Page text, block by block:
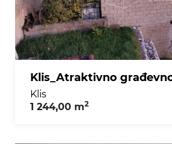
Klis
1 244,00 m2